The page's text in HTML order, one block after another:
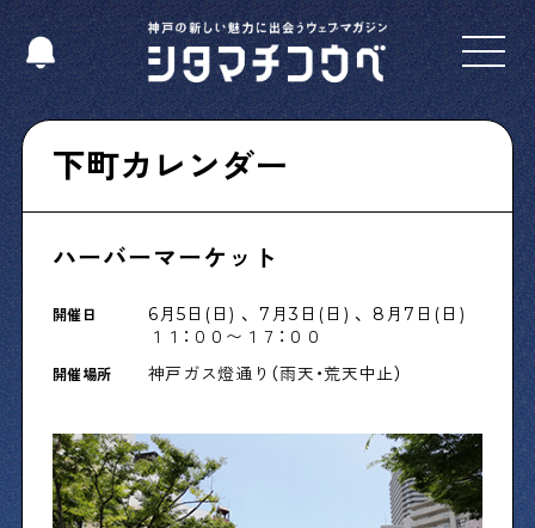
Select Language ▼
Shitamachi NUDIE
今夜、下町で
下町くらし不動産
下町カレンダー
ハーバーマーケット
開催日
6月5日(日) 、 7月3日(日) 、 8月7日(日)
１１：００〜１７：００
開催場所 神戸ガス燈通り（雨天・荒天中止）